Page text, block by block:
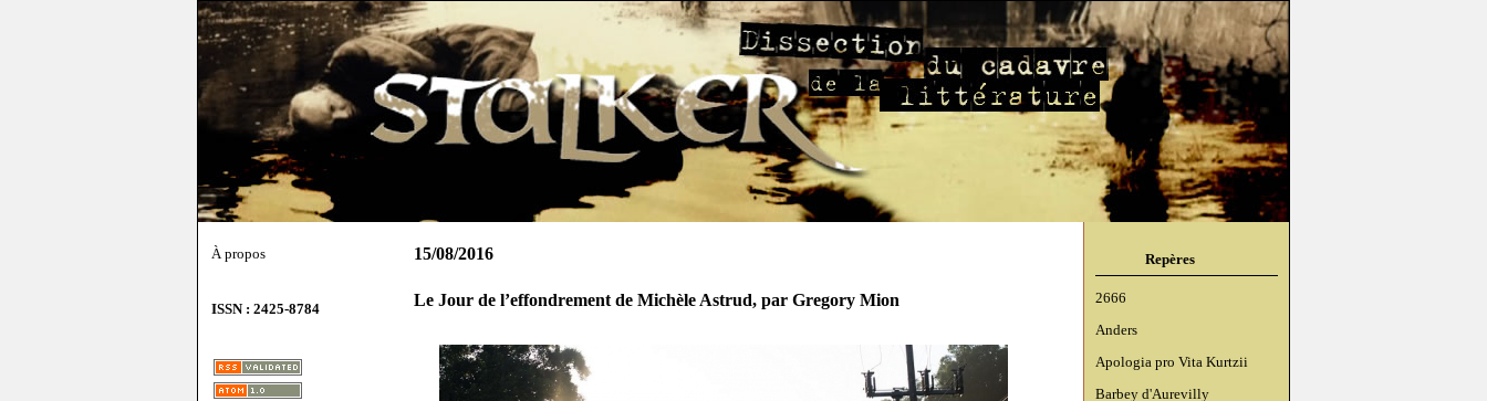
À propos
ISSN : 2425-8784
Repères
2666
Anders
Apologia pro Vita Kurtzii
Barbey d'Aurevilly
15/08/2016
Le Jour de l’effondrement de Michèle Astrud, par Gregory Mion